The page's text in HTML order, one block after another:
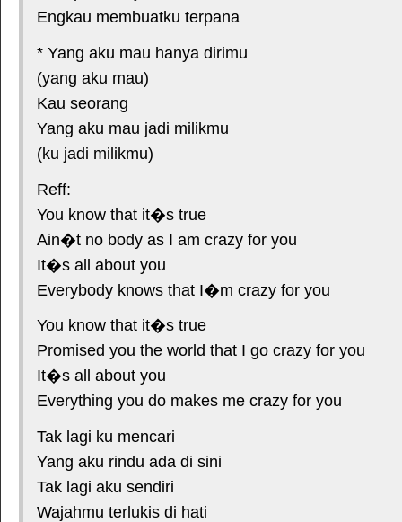
Engkau membuatku terpana
* Yang aku mau hanya dirimu
(yang aku mau)
Kau seorang
Yang aku mau jadi milikmu
(ku jadi milikmu)
Reff:
You know that it�s true
Ain�t no body as I am crazy for you
It�s all about you
Everybody knows that I�m crazy for you
You know that it�s true
Promised you the world that I go crazy for you
It�s all about you
Everything you do makes me crazy for you
Tak lagi ku mencari
Yang aku rindu ada di sini
Tak lagi aku sendiri
Wajahmu terlukis di hati